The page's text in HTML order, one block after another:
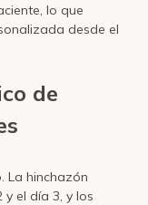
lo que
desde el
de
La hinchazón
el día 3, y los